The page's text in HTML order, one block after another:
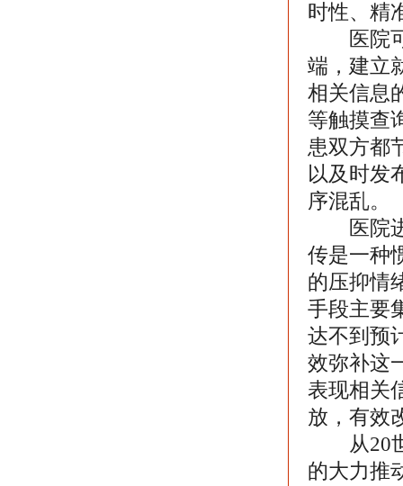
时性、精
医院可
端，建立
相关信息
等触摸查
患双方都
以及时发
序混乱。
医院进
传是一种
的压抑情
手段主要
达不到预
效弥补这
表现相关
放，有效
从20世
的大力推